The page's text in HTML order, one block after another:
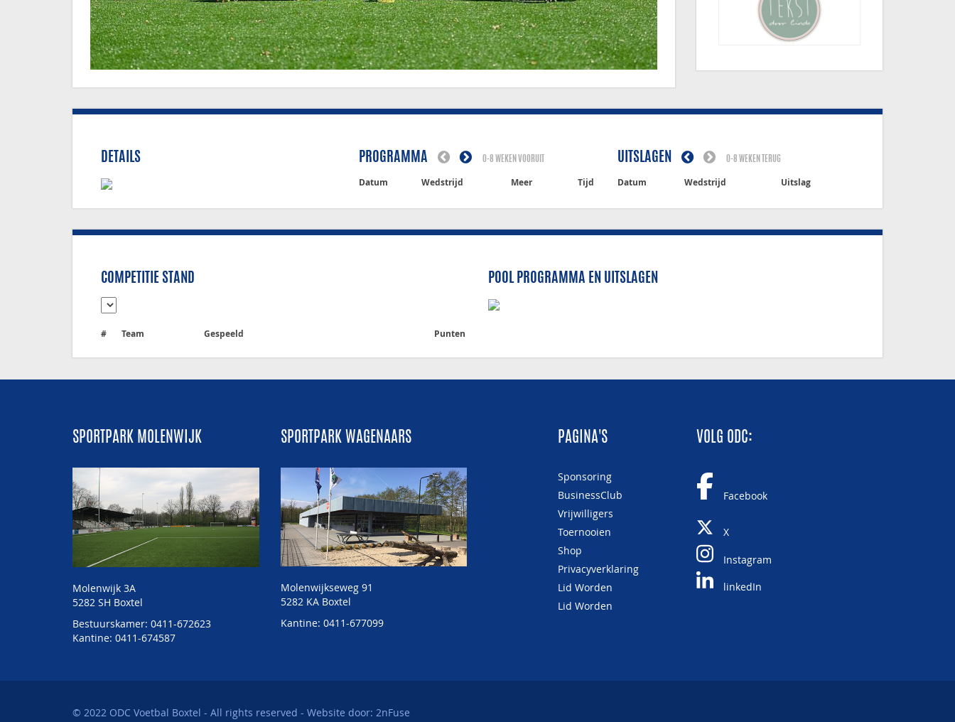
DETAILS PROGRAMMA 0-8 WEKEN VOORUIT
Datum Wedstrijd Meer Tijd
UITSLAGEN 0-8 WEKEN TERUG
Datum Wedstrijd Uitslag
COMPETITIE STAND
# Team Gespeeld Punten
POOL PROGRAMMA EN UITSLAGEN
SPORTPARK MOLENWIJK
Molenwijk 3A
5282 SH Boxtel
Bestuurskamer: 0411-672623
Kantine: 0411-674587
SPORTPARK WAGENAARS
Molenwijkseweg 91
5282 KA Boxtel
Kantine: 0411-677099
PAGINA'S
Sponsoring
BusinessClub
Vrijwilligers
Toernooien
Shop
Privacyverklaring
Lid Worden
Lid Worden
VOLG ODC:
Facebook
X
Instagram
linkedIn
© 2022 ODC Voetbal Boxtel - All rights reserved - Website door: 2nFuse